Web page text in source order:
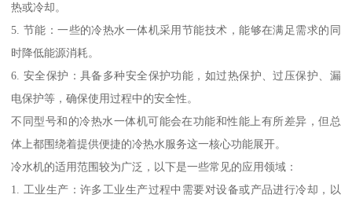
热或冷却。
5. 节能：一些的冷热水一体机采用节能技术，能够在满足需求的同
时降低能源消耗。
6. 安全保护：具备多种安全保护功能，如过热保护、过压保护、漏
电保护等，确保使用过程中的安全性。
不同型号和的冷热水一体机可能会在功能和性能上有所差异，但总
体上都围绕着提供便捷的冷热水服务这一核心功能展开。
冷水机的适用范围较为广泛，以下是一些常见的应用领域：
1. 工业生产：许多工业生产过程中需要对设备或产品进行冷却，以